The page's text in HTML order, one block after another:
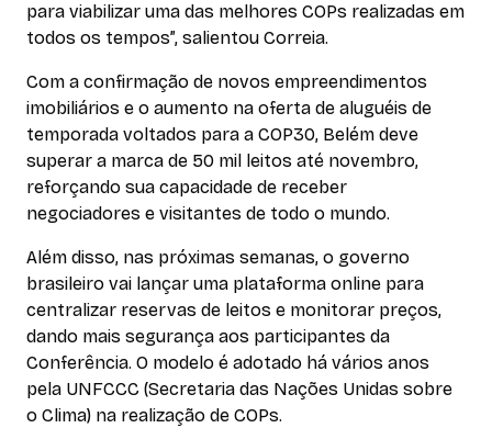
para viabilizar uma das melhores COPs realizadas em
todos os tempos”, salientou Correia.
Com a confirmação de novos empreendimentos
imobiliários e o aumento na oferta de aluguéis de
temporada voltados para a COP30, Belém deve
superar a marca de 50 mil leitos até novembro,
reforçando sua capacidade de receber
negociadores e visitantes de todo o mundo.
Além disso, nas próximas semanas, o governo
brasileiro vai lançar uma plataforma online para
centralizar reservas de leitos e monitorar preços,
dando mais segurança aos participantes da
Conferência. O modelo é adotado há vários anos
pela UNFCCC (Secretaria das Nações Unidas sobre
o Clima) na realização de COPs.